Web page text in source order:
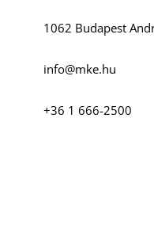
1062 Budapest
info@mke.hu
+36 1 666-2500